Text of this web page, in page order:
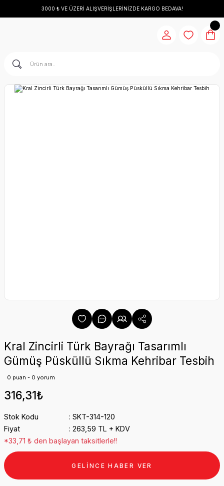
3000 ₺ VE ÜZERİ ALIŞVERİŞLERİNİZDE KARGO BEDAVA!
Kral Zincirli Türk Bayrağı Tasarımlı
Gümüş Püsküllü Sıkma Kehribar Tesbih
0 puan - 0 yorum
316,31₺
Stok Kodu
SKT-314-120
Fiyat
263,59 TL + KDV
*33,71 ₺ den başlayan taksitlerle!!
GELİNCE HABER VER